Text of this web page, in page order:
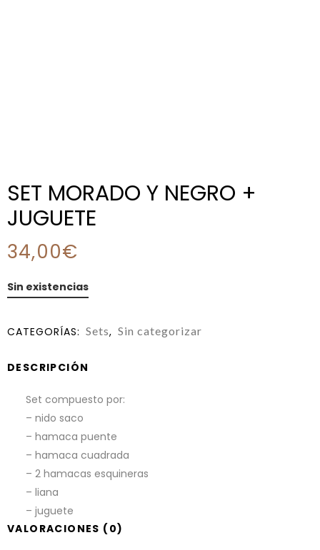
SET MORADO Y NEGRO +
JUGUETE
34,00€
Sin existencias
CATEGORÍAS: Sets, Sin categorizar
DESCRIPCIÓN
Set compuesto por:
– nido saco
– hamaca puente
– hamaca cuadrada
– 2 hamacas esquineras
– liana
– juguete
VALORACIONES (0)